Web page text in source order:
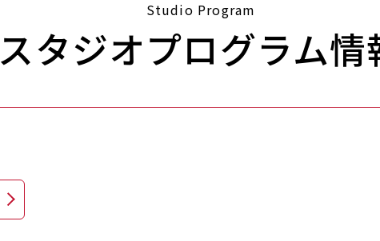
Studio Program
スタジオプログラム情